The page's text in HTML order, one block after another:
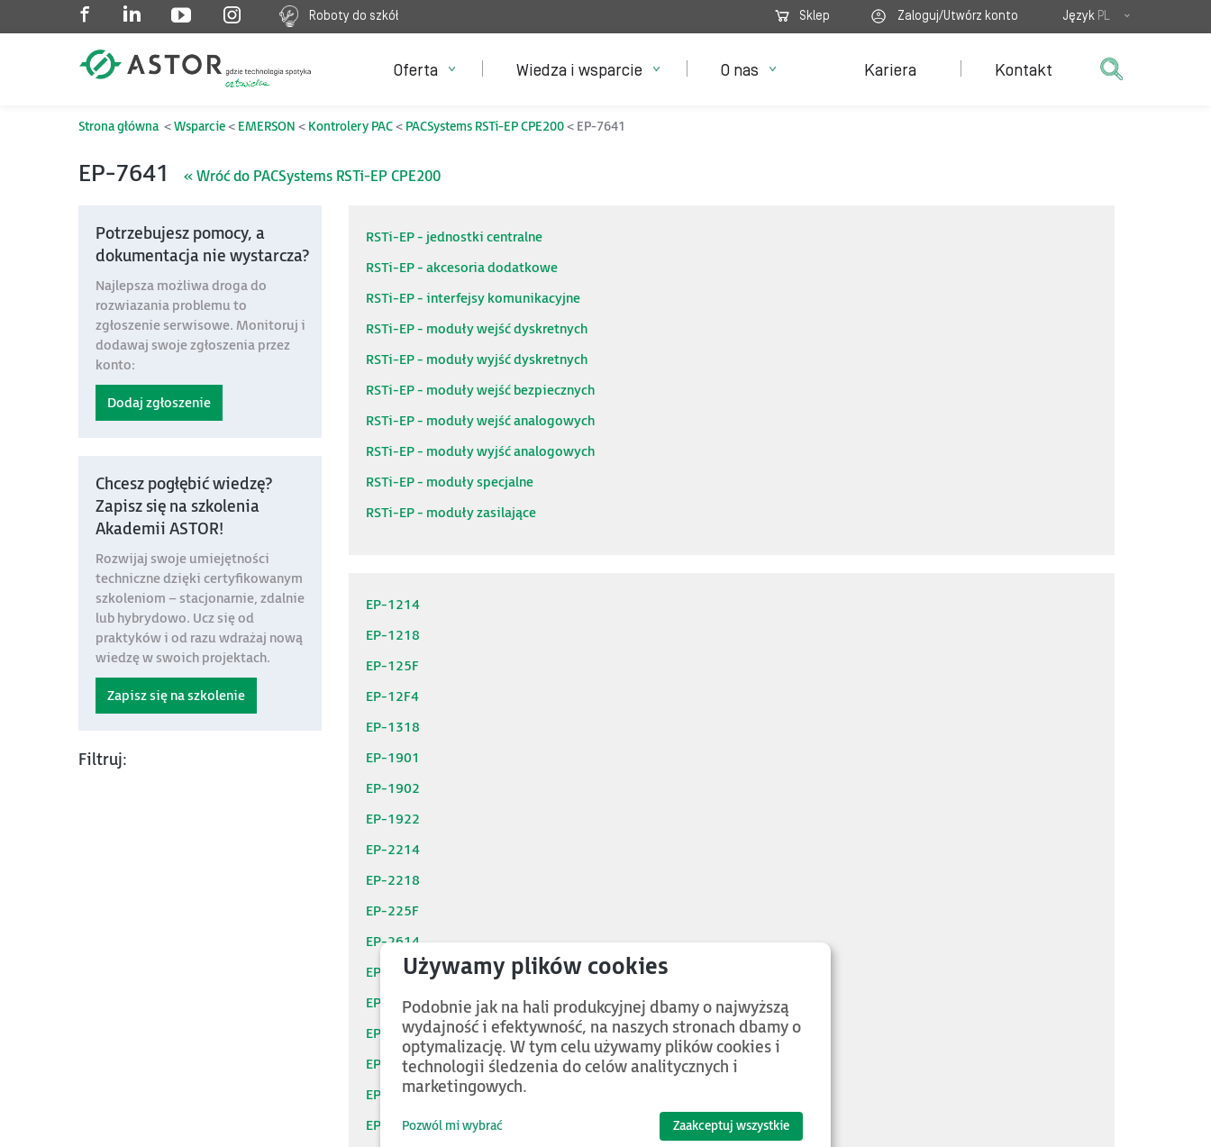
Roboty do szkół Sklep Zaloguj/Utwórz konto Język PL
Oferta Wiedza i wsparcie O nas Kariera Kontakt
Strona główna Wsparcie EMERSON Kontrolery PAC PACSystems RSTi-EP CPE200 EP-7641
EP-7641 « Wróć do PACSystems RSTi-EP CPE200
Potrzebujesz pomocy, a
dokumentacja nie wystarcza?
Najlepsza możliwa droga do
rozwiazania problemu to
zgłoszenie serwisowe. Monitoruj i
dodawaj swoje zgłoszenia przez
konto:
Dodaj zgłoszenie
Chcesz pogłębić wiedzę?
Zapisz się na szkolenia
Akademii ASTOR!
Rozwijaj swoje umiejętności
techniczne dzięki certyfikowanym
szkoleniom – stacjonarnie, zdalnie
lub hybrydowo. Ucz się od
praktyków i od razu wdrażaj nową
wiedzę w swoich projektach.
Zapisz się na szkolenie
Filtruj:
RSTi-EP - jednostki centralne
RSTi-EP - akcesoria dodatkowe
RSTi-EP - interfejsy komunikacyjne
RSTi-EP - moduły wejść dyskretnych
RSTi-EP - moduły wyjść dyskretnych
RSTi-EP - moduły wejść bezpiecznych
RSTi-EP - moduły wejść analogowych
RSTi-EP - moduły wyjść analogowych
RSTi-EP - moduły specjalne
RSTi-EP - moduły zasilające
EP-1214
EP-1218
EP-125F
EP-12F4
EP-1318
EP-1901
EP-1902
EP-1922
EP-2214
EP-2218
EP-225F
EP-2614
EP-2634
EP-2714
EP-2814
EP-3124
EP-3164
EP-3264
Podobnie jak na hali produkcyjnej dbamy o najwyższą
wydajność i efektywność, na naszych stronach dbamy o
optymalizację. W tym celu używamy plików cookies i
technologii śledzenia do celów analitycznych i
marketingowych.
Pozwól mi wybrać Zaakceptuj wszystkie